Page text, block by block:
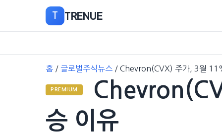
T TRENUE
홈 / 글로벌주식뉴스 / Chevron(CVX) 주가, 3월
PREMIUM
승 이유